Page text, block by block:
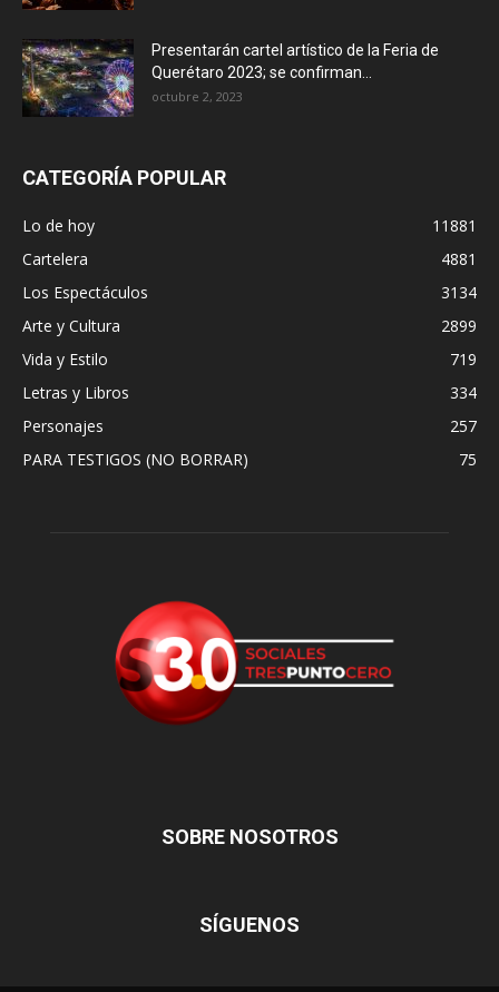
Presentarán cartel artístico de la Feria de
Querétaro 2023; se confirman...
octubre 2, 2023
CATEGORÍA POPULAR
Lo de hoy
11881
Cartelera
4881
Los Espectáculos
3134
Arte y Cultura
2899
Vida y Estilo
719
Letras y Libros
334
Personajes
257
PARA TESTIGOS (NO BORRAR)
75
SOBRE NOSOTROS
SÍGUENOS